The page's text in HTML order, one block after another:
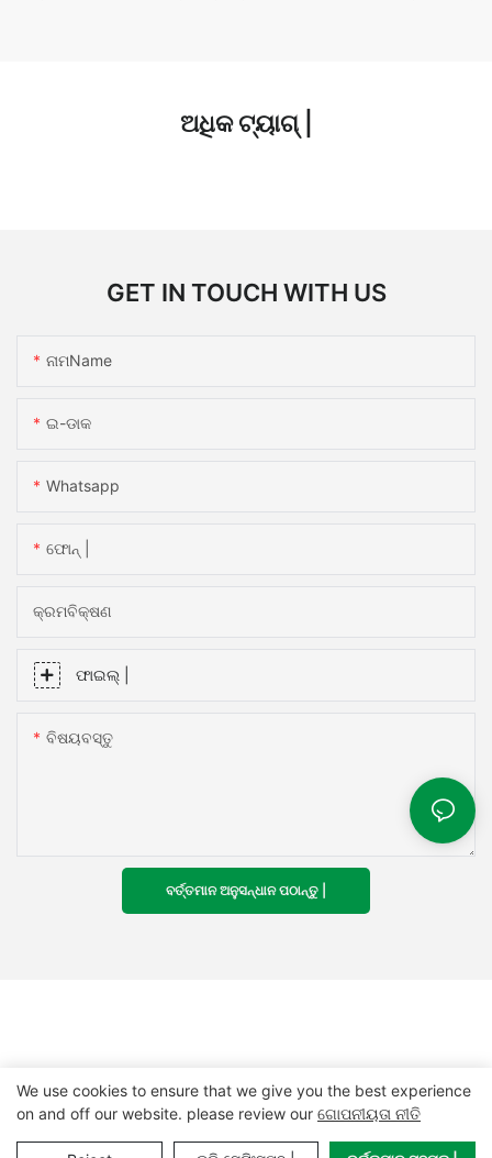
ଅଧିକ ଟ୍ୟାଗ୍ |
GET IN TOUCH WITH US
ନାମName
ଇ-ଡାକ
Whatsapp
ଫୋନ୍ |
କ୍ରମବିକ୍ଷଣ
ଫାଇଲ୍ |
ବିଷୟବସ୍ତୁ
ବର୍ତ୍ତମାନ ଅନୁସନ୍ଧାନ ପଠାନ୍ତୁ |
କପିରାଇଟ୍ © 2024 MCL-www.mclpanel.com|ସାଧନ|ଗୋପନୀୟତା
We use cookies to ensure that we give you the best experience
on and off our website. please review our ଗୋପନୀୟତା ନୀତି